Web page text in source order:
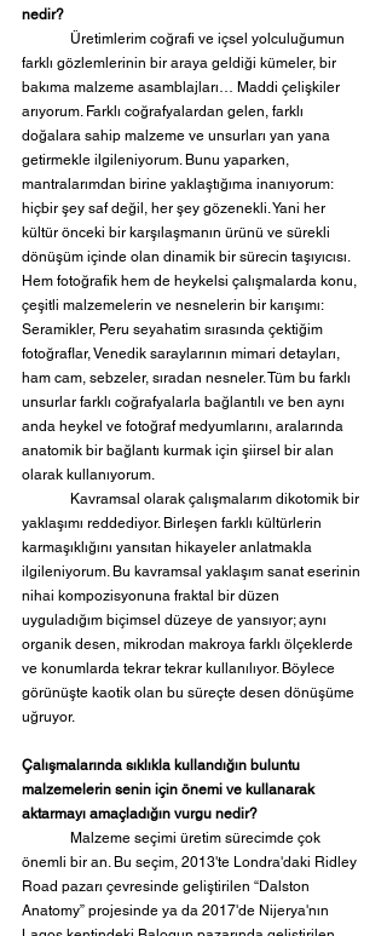
nedir?
farklı gözlemlerinin bir araya geldiği kümeler, bir
bakıma malzeme asamblajları… Maddi çelişkiler
arıyorum. Farklı coğrafyalardan gelen, farklı
doğalara sahip malzeme ve unsurları yan yana
getirmekle ilgileniyorum. Bunu yaparken,
mantralarımdan birine yaklaştığıma inanıyorum:
hiçbir şey saf değil, her şey gözenekli. Yani her
kültür önceki bir karşılaşmanın ürünü ve sürekli
dönüşüm içinde olan dinamik bir sürecin taşıyıcısı.
Hem fotoğrafik hem de heykelsi çalışmalarda konu,
çeşitli malzemelerin ve nesnelerin bir karışımı:
Seramikler, Peru seyahatim sırasında çektiğim
fotoğraflar, Venedik saraylarının mimari detayları,
ham cam, sebzeler, sıradan nesneler. Tüm bu farklı
unsurlar farklı coğrafyalarla bağlantılı ve ben aynı
anda heykel ve fotoğraf medyumlarını, aralarında
anatomik bir bağlantı kurmak için şiirsel bir alan
olarak kullanıyorum.
yaklaşımı reddediyor. Birleşen farklı kültürlerin
karmaşıklığını yansıtan hikayeler anlatmakla
ilgileniyorum. Bu kavramsal yaklaşım sanat eserinin
nihai kompozisyonuna fraktal bir düzen
uyguladığım biçimsel düzeye de yansıyor; aynı
organik desen, mikrodan makroya farklı ölçeklerde
ve konumlarda tekrar tekrar kullanılıyor. Böylece
görünüşte kaotik olan bu süreçte desen dönüşüme
uğruyor.
Çalışmalarında sıklıkla kullandığın buluntu
malzemelerin senin için önemi ve kullanarak
aktarmayı amaçladığın vurgu nedir?
önemli bir an. Bu seçim, 2013'te Londra'daki Ridley
Road pazarı çevresinde geliştirilen “Dalston
Anatomy” projesinde ya da 2017'de Nijerya'nın